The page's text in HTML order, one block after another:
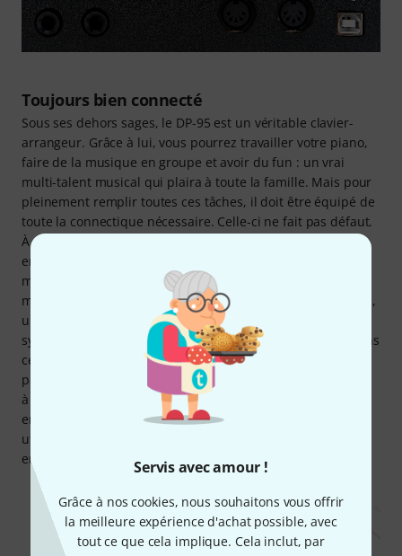
Servis avec amour !
Grâce à nos cookies, nous souhaitons vous offrir
la meilleure expérience d'achat possible, avec
tout ce que cela implique. Cela inclut, par
Toujours bien connecté
Sous ses dehors sages, le DP-95 est un véritable clavier-
arrangeur. Grâce à lui, vous pourrez travailler votre piano,
faire de la musique en groupe et avoir du fun : un vrai
multi-talent musical qui plaira à toute la famille. Mais pour
pleinement remplir toutes ces tâches, il doit être équipé de
toute la connectique nécessaire. Celle-ci ne fait pas défaut.
À côté des deux sorties casque, on trouve tout d’abord une
entrée auxiliaire qui permet de connecter un lecteur
musical externe ou un smartphone pour diffuser la
musique par-dessus laquelle vous souhaitez jouer. Ensuite,
une sortie auxiliaire permet de connecter le DP-95 à un
système d’enregistrement ou de sonorisation, même si dans
ce dernier cas, les haut-parleurs intégrés peuvent déjà
parfaitement assurer le coup. Enfin, le DP-95 est aussi tout
à fait capable de communiquer avec un ordinateur : ses
entrée/sortie MIDI et sa prise USB lui permettent d’être
utilisé avec n’importe quel logiciel musical, ce qui ouvre
encore de toutes nouvelles possibilités.